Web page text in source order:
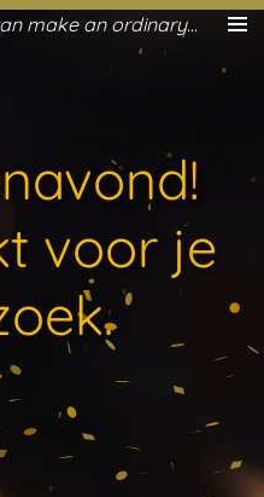
~ A little bit of naughty can make an ordinary day a lot more fun ~